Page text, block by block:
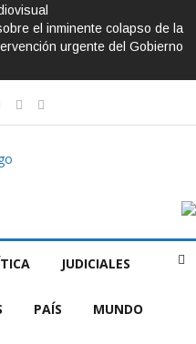
el inminente colapso de la
urgente del Gobierno
JUDICIALES
PAÍS MUNDO